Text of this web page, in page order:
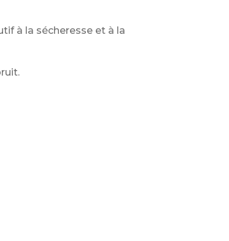
à la sécheresse et à la